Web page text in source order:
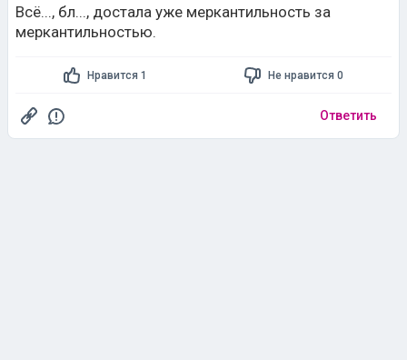
Всё..., бл..., достала уже меркантильность за
меркантильностью.
Нравится 1 Не нравится 0
Ответить